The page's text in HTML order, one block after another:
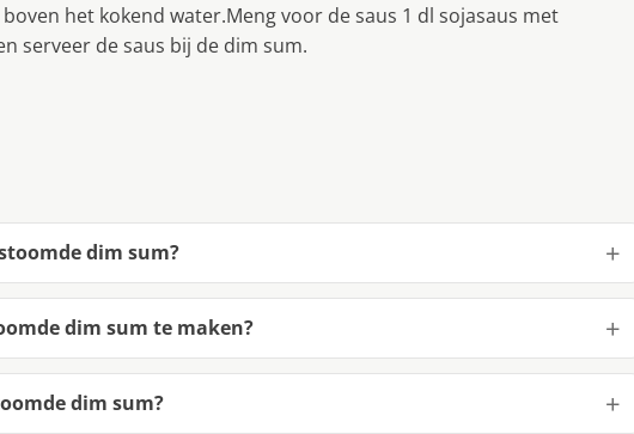
het kokend water.Meng voor de saus 1 dl sojasaus met
serveer de saus bij de dim sum.
dim sum?
dim sum te maken?
dim sum?